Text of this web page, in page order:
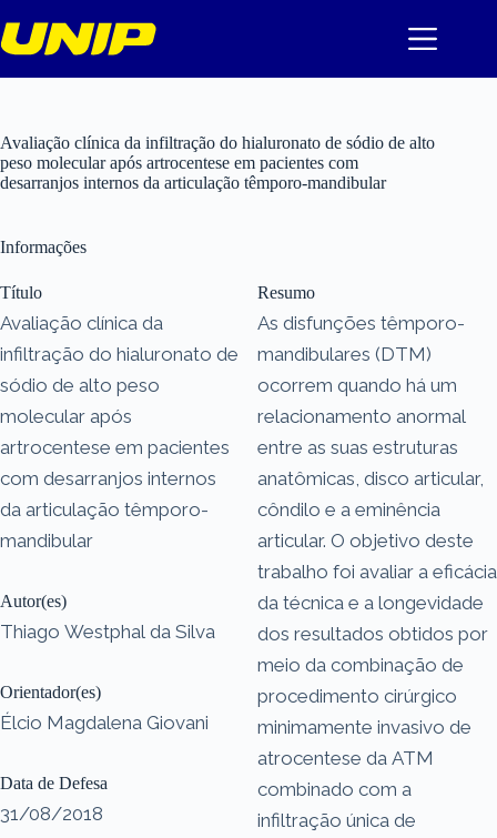
para
o
Avaliação clínica da infiltração do hialuronato de sódio de alto
peso molecular após artrocentese em pacientes com
desarranjos internos da articulação têmporo-mandibular
Informações
Título
Avaliação clínica da
infiltração do hialuronato de
sódio de alto peso
molecular após
artrocentese em pacientes
com desarranjos internos
da articulação têmporo-
mandibular
Autor(es)
Thiago Westphal da Silva
Orientador(es)
Élcio Magdalena Giovani
Data de Defesa
31/08/2018
Resumo
As disfunções têmporo-
mandibulares (DTM)
ocorrem quando há um
relacionamento anormal
entre as suas estruturas
anatômicas, disco articular,
côndilo e a eminência
articular. O objetivo deste
trabalho foi avaliar a eficácia
da técnica e a longevidade
dos resultados obtidos por
meio da combinação de
procedimento cirúrgico
minimamente invasivo de
atrocentese da ATM
combinado com a
infiltração única de